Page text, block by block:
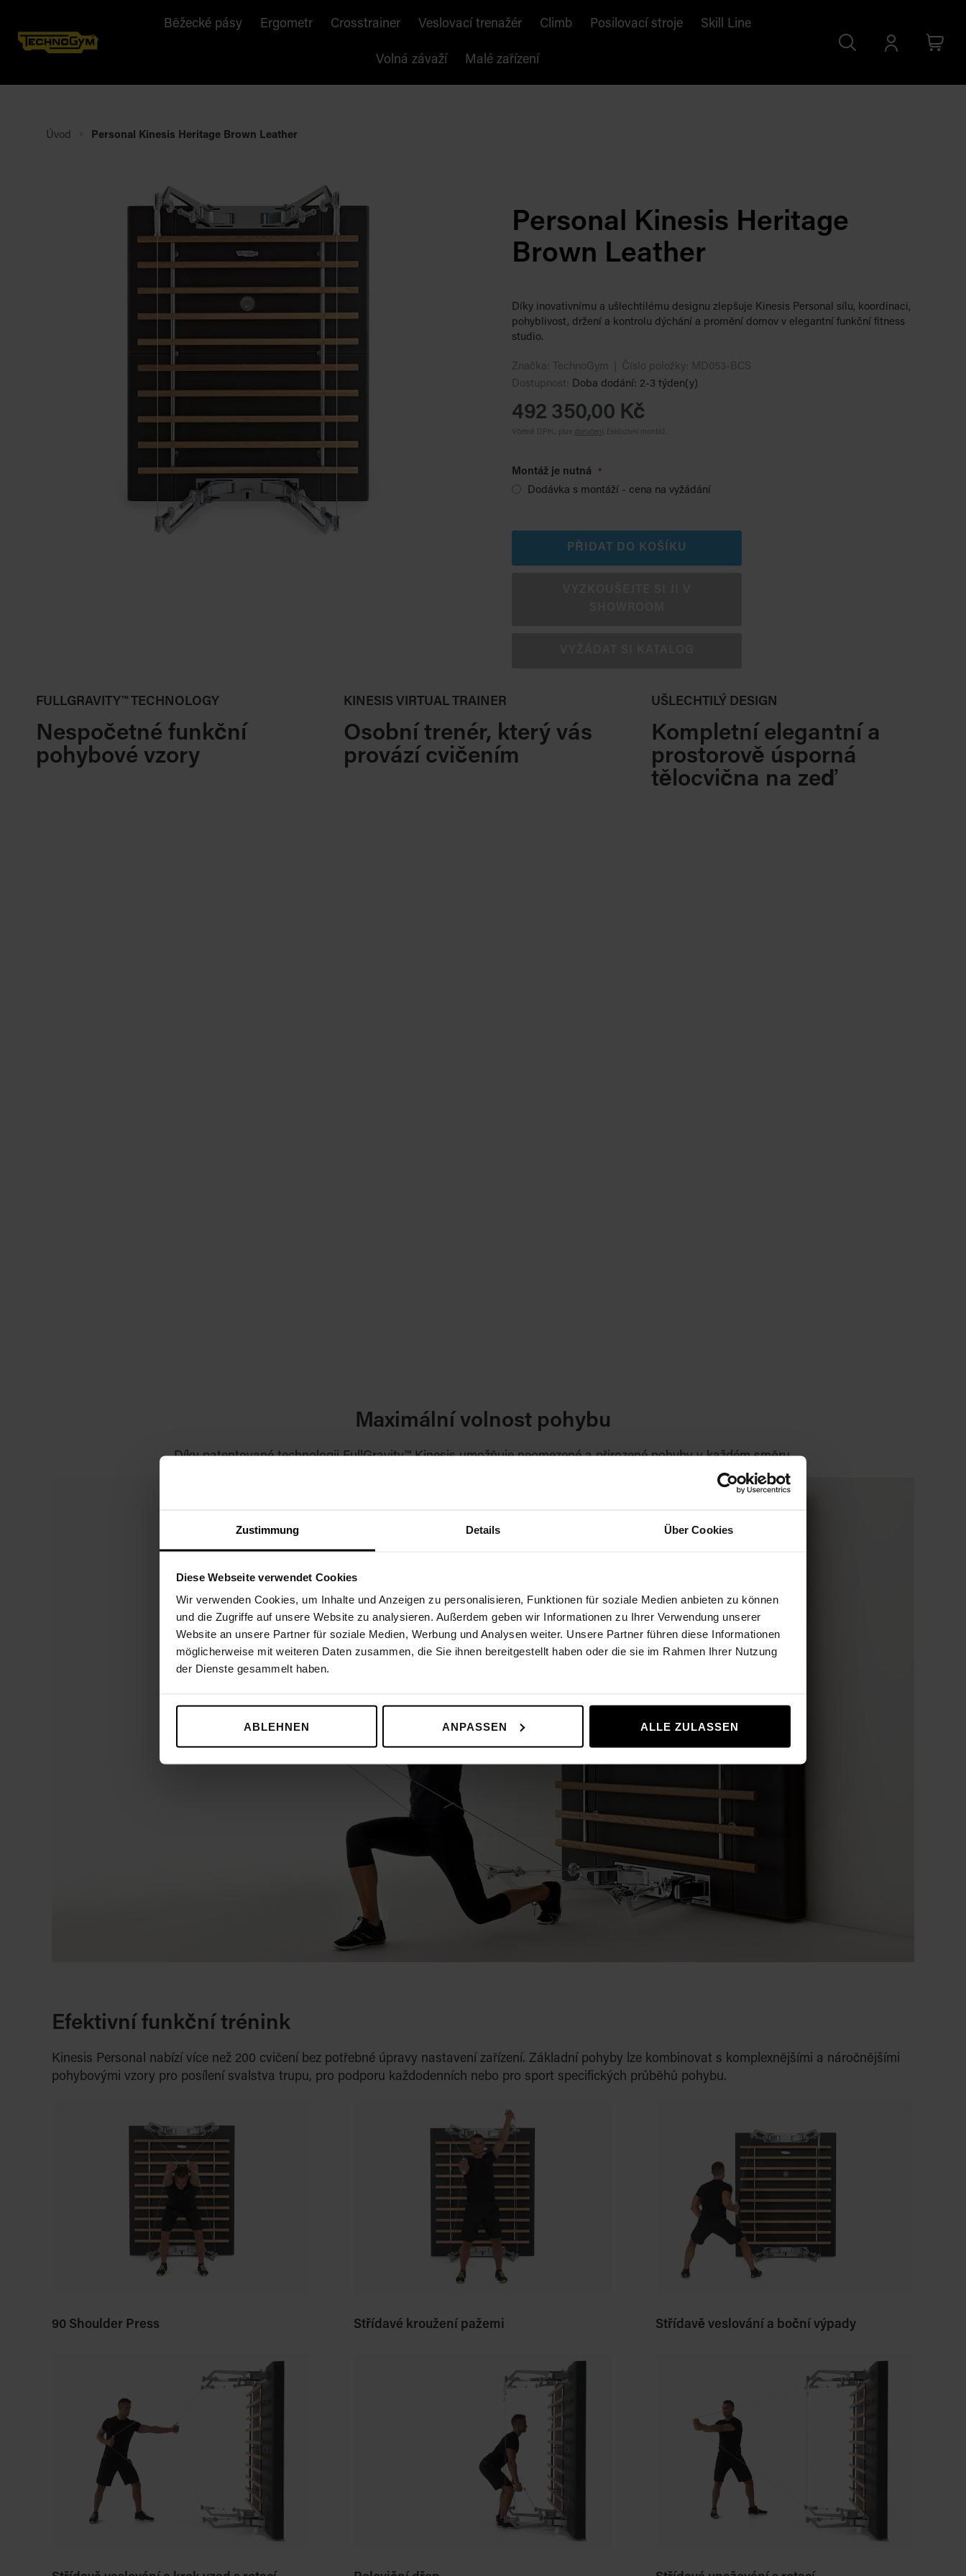
Zustimmung Details Über Cookies
Diese Webseite verwendet Cookies
Wir verwenden Cookies, um Inhalte und Anzeigen zu personalisieren, Funktionen für soziale Medien anbieten zu können
und die Zugriffe auf unsere Website zu analysieren. Außerdem geben wir Informationen zu Ihrer Verwendung unserer
Website an unsere Partner für soziale Medien, Werbung und Analysen weiter. Unsere Partner führen diese Informationen
möglicherweise mit weiteren Daten zusammen, die Sie ihnen bereitgestellt haben oder die sie im Rahmen Ihrer Nutzung
der Dienste gesammelt haben.
ABLEHNEN ANPASSEN ALLE ZULASSEN
Běžecké pásy Ergometr Crosstrainer Veslovací trenažér Climb Posilovací stroje Skill Line
Volná závaží Malé zařízení
Search
Přihlásit
Cart
Úvod Personal Kinesis Heritage Brown Leather
Personal Kinesis Heritage
Brown Leather
Díky inovativnímu a ušlechtilému designu zlepšuje Kinesis Personal sílu, koordinaci,
pohyblivost, držení a kontrolu dýchání a promění domov v elegantní funkční fitness
studio.
Značka: TechnoGym Číslo položky:
MD053-BCS
Dostupnost: Doba dodání: 2-3 týden(y)
492 350,00 Kč
Včetně DPH., plus doručení Exkluzivní montáž.
Montáž je nutná
Dodávka s montáží - cena na vyžádání
PŘIDAT DO KOŠÍKU
FULLGRAVITY™ TECHNOLOGY
Nespočetné funkční
pohybové vzory
KINESIS VIRTUAL TRAINER
Osobní trenér, který vás
provází cvičením
UŠLECHTILÝ DESIGN
Kompletní elegantní a
prostorově úsporná
tělocvična na zeď
Maximální volnost pohybu
Díky patentované technologii FullGravity™ Kinesis umožňuje neomezené a přirozené pohyby v každém směru.
Efektivní funkční trénink
Kinesis Personal nabízí více než 200 cvičení bez potřebné úpravy nastavení zařízení. Základní pohyby lze kombinovat s komplexnějšími a náročnějšími
pohybovými vzory pro posílení svalstva trupu, pro podporu každodenních nebo pro sport specifických průběhů pohybu.
90 Shoulder Press Střídavé kroužení pažemi Střídavě veslování a boční výpady